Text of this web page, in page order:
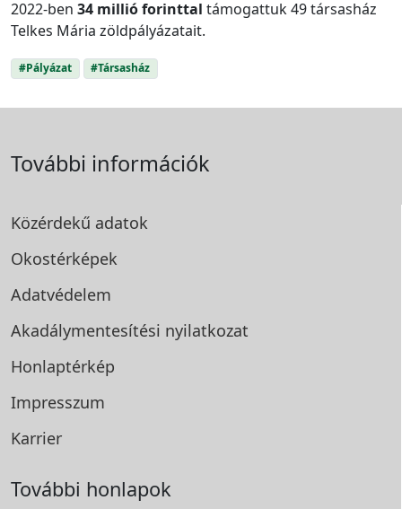
2022-ben 34 millió forinttal támogattuk 49 társasház
Telkes Mária zöldpályázatait.
#Pályázat #Társasház
További információk
Közérdekű adatok
Okostérképek
Adatvédelem
Akadálymentesítési nyilatkozat
Honlaptérkép
Impresszum
Karrier
További honlapok